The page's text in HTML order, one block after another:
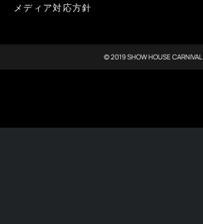
メディア対応方針
© 2019 SHOW HOUSE CARNIVAL